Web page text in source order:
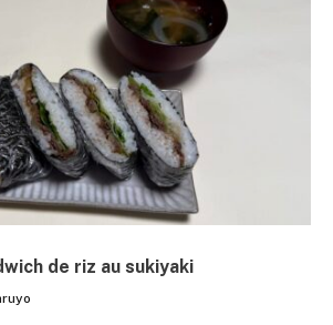
de riz au sukiyaki